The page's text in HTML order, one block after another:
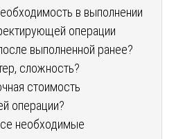
в выполнении
операции
выполненной ранее?
сложность?
стоимость
операции?
необходимые